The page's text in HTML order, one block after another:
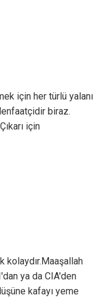
için her türlü yalanı
biraz.
için
kolaydır.Maaşallah
ya da CIA'den
kafayı yeme